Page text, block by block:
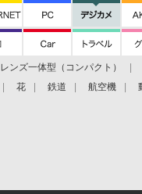
レンズ一体型（コンパクト）
花 鉄道 航空機